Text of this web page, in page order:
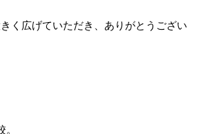
く広げていただき、ありがとうござい